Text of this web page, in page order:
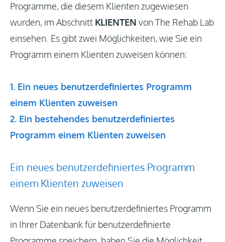
Programme, die diesem Klienten zugewiesen
wurden, im Abschnitt KLIENTEN von The Rehab Lab
einsehen. Es gibt zwei Möglichkeiten, wie Sie ein
Programm einem Klienten zuweisen können:
1. Ein neues benutzerdefiniertes Programm
einem Klienten zuweisen
2. Ein bestehendes benutzerdefiniertes
Programm einem Klienten zuweisen
Ein neues benutzerdefiniertes Programm
einem Klienten zuweisen
Wenn Sie ein neues benutzerdefiniertes Programm
in Ihrer Datenbank für benutzerdefinierte